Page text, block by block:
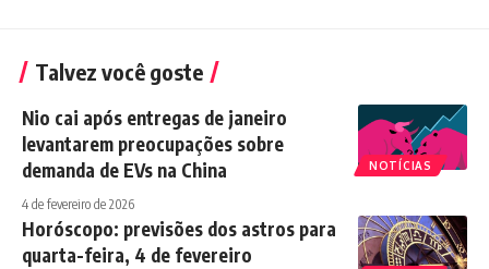
Talvez você goste
NOTÍCIAS
Nio cai após entregas de janeiro
levantarem preocupações sobre
demanda de EVs na China
4 de fevereiro de 2026
Horóscopo: previsões dos astros para
quarta-feira, 4 de fevereiro